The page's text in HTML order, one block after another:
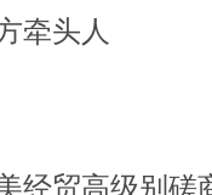
牵头人
经贸高级别磋